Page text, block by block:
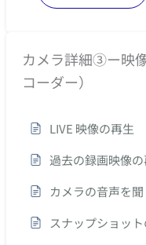
カメラ詳細③ー映
コーダー）
LIVE 映像の再生
過去の録画映像
カメラの音声を聞
スナップショッ